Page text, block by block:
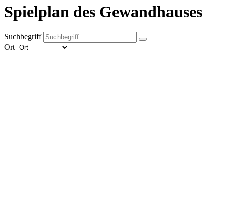
Spielplan des Gewandhauses
Suchbegriff
Ort